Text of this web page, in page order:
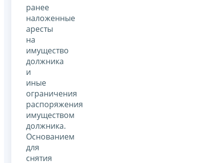
ранее
наложенные
аресты
на
имущество
должника
и
иные
ограничения
распоряжения
имуществом
должника.
Основанием
для
снятия